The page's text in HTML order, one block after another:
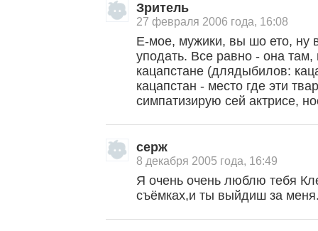
Зритель
27 февраля 2006 года, 16:08
Е-мое, мужики, вы шо ето, ну
уподать. Все равно - она
кацапстане (длядыбилов:
кацапстан - место где эти
симпатизирую сей актрисе,
серж
8 декабря 2005 года, 16:49
Я очень очень люблю тебя
съёмках,и ты выйдиш за